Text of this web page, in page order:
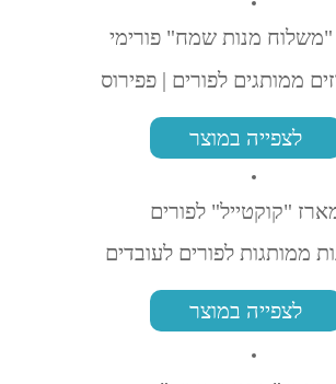
מנות שמח" פורימי
לצפייה במוצר
"קוקטייל" לפורים
לצפייה במוצר